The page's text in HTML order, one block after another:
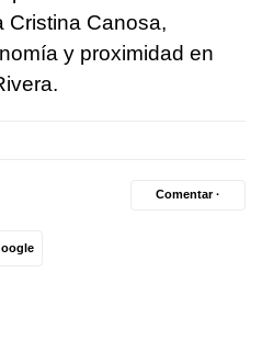
Cristina Canosa,
y proximidad en
Comentar ·